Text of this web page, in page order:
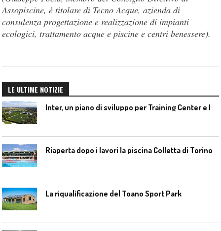
Assopiscine, è titolare di Tecno Acque, azienda di
consulenza progettazione e realizzazione di impianti
ecologici, trattamento acque e piscine e centri benessere).
LE ULTIME NOTIZIE
Riaperta dopo i lavori la piscina Colletta di Torino
La riqualificazione del Toano Sport Park